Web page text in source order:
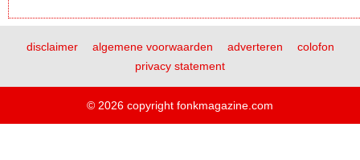
disclaimer algemene voorwaarden adverteren
colofon
privacy statement
© 2026 copyright fonkmagazine.com